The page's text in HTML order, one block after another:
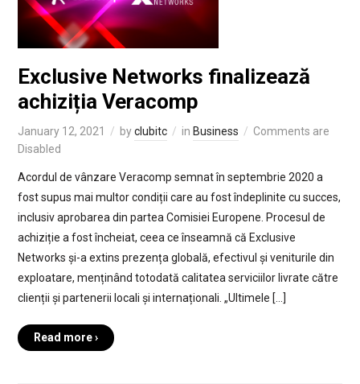
Exclusive Networks finalizează
achiziția Veracomp
January 12, 2021 byclubitc in Business
Comments are
Disabled
Acordul de vânzare Veracomp semnat în septembrie 2020 a
fost supus mai multor condiții care au fost îndeplinite cu succes,
inclusiv aprobarea din partea Comisiei Europene. Procesul de
achiziție a fost încheiat, ceea ce înseamnă că Exclusive
Networks și-a extins prezența globală, efectivul și veniturile din
exploatare, menținând totodată calitatea serviciilor livrate către
clienții și partenerii locali și internaționali. „Ultimele […]
Read more ›